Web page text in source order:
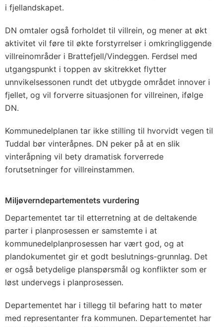
i fjellandskapet.
DN omtaler også forholdet til villrein, og mener at økt
aktivitet vil føre til økte forstyrrelser i omkringliggende
villreinområder i Brattefjell/Vindeggen. Ferdsel med
utgangspunkt i toppen av skitrekket flytter
unnvikelsessonen rundt det utbygde området innover i
fjellet, og vil forverre situasjonen for villreinen, ifølge
DN.
Kommunedelplanen tar ikke stilling til hvorvidt vegen til
Tuddal bør vinteråpnes. DN peker på at en slik
vinteråpning vil bety dramatisk forverrede
forutsetninger for villreinstammen.
Miljøverndepartementets vurdering
Departementet tar til etterretning at de deltakende
parter i planprosessen er samstemte i at
kommunedelplanprosessen har vært god, og at
plandokumentet gir et godt beslutnings-grunnlag. Det
er også betydelige planspørsmål og konflikter som er
løst undervegs i planprosessen.
Departementet har i tillegg til befaring hatt to møter
med representanter fra kommunen. Departementet har